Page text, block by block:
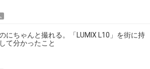
にちゃんと撮れる。「LUMIX L10」を街に持
て分かったこと